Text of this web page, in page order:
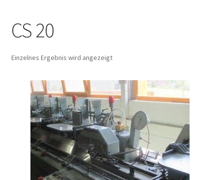
Mein Konto
CS 20
Einzelnes Ergebnis wird angezeigt